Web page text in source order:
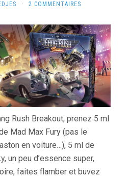
· 2 COMMENTAIRES
Rush Breakout, prenez 5 ml
Mad Max Fury (pas le
en voiture…), 5 ml de
un peu d’essence super,
faites flamber et buvez